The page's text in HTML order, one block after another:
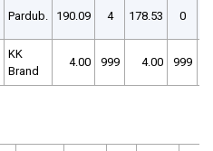
Pardub. 190.09 4 178.53 0
KK
Brand
4.00 999 4.00 999